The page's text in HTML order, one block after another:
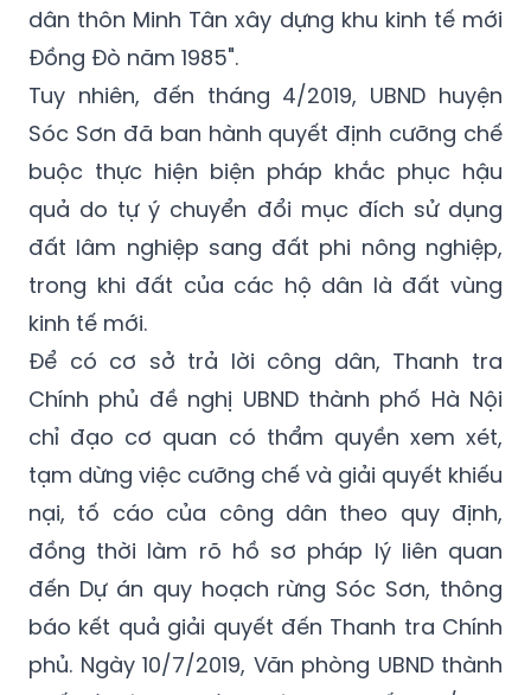
Tuy nhiên, đến tháng 4/2019, UBND huyện
Sóc Sơn đã ban hành quyết định cưỡng chế
buộc thực hiện biện pháp khắc phục hậu
quả do tự ý chuyển đổi mục đích sử dụng
đất lâm nghiệp sang đất phi nông nghiệp,
trong khi đất của các hộ dân là đất vùng
kinh tế mới.
Để có cơ sở trả lời công dân, Thanh tra
Chính phủ đề nghị UBND thành phố Hà Nội
chỉ đạo cơ quan có thẩm quyền xem xét,
tạm dừng việc cưỡng chế và giải quyết khiếu
nại, tố cáo của công dân theo quy định,
đồng thời làm rõ hồ sơ pháp lý liên quan
đến Dự án quy hoạch rừng Sóc Sơn, thông
báo kết quả giải quyết đến Thanh tra Chính
phủ. Ngày 10/7/2019, Văn phòng UBND thành
phố Hà Nội ban hành Công văn số 6313/VP -
BTCD về việc khiếu nại, tố cáo, kiến nghị của